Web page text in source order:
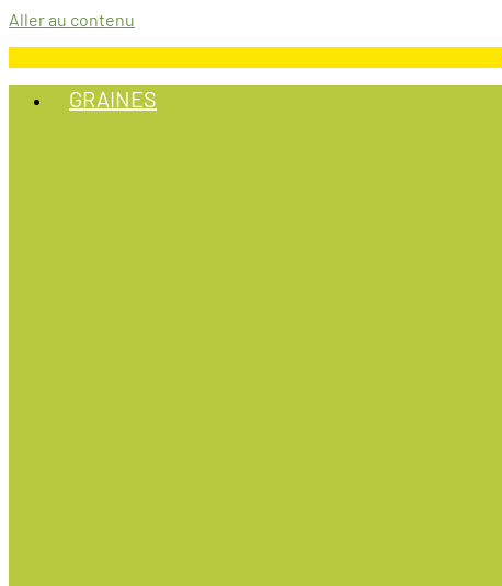
Aller au contenu
GRAINES